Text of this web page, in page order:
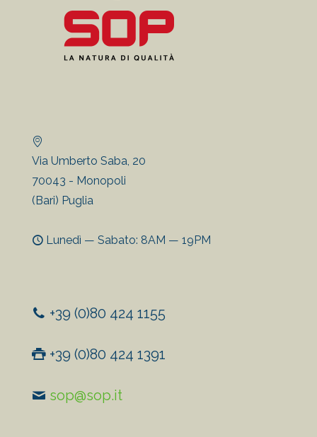
Via Umberto Saba, 20
70043 - Monopoli
(Bari) Puglia
Lunedì — Sabato: 8AM — 19PM
+39 (0)80 424 1155
+39 (0)80 424 1391
sop@sop.it